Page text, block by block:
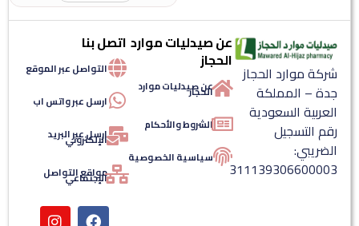
شركة موارد الحجاز
جدة – المملكة
العربية السعودية
رقم التسجيل
الضريبي:
311139306600003
عن صيدليات موارد
الحجاز
عن صيدليات موارد
الحجاز
الشروط والأحكام
سياسية الخصوصية
اتصل بنا
التواصل عبر الموقع
ارسل عبر واتس اب
ارسل عبر البريد
الإلكتروني
مواقع التواصل
الإجتماعي